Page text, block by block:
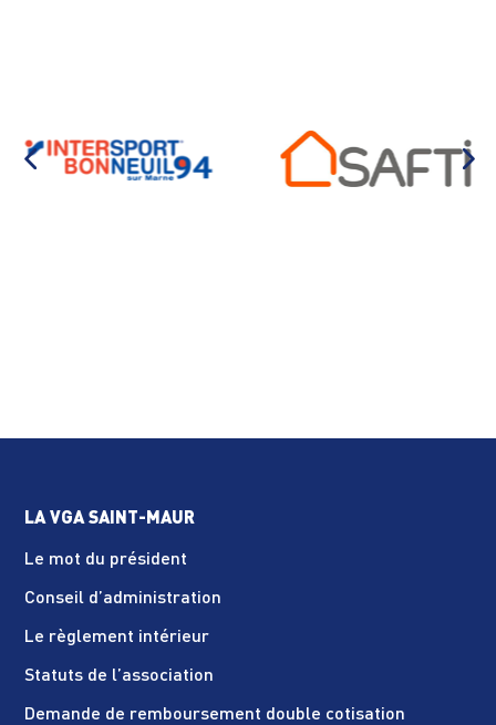
LA VGA SAINT-MAUR
Le mot du président
Conseil d’administration
Le règlement intérieur
Statuts de l’association
Demande de remboursement double cotisation